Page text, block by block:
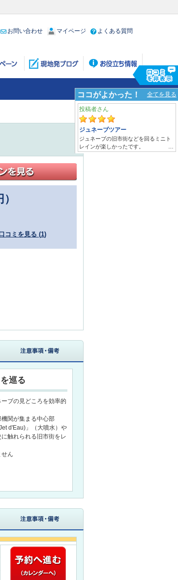
お問い合わせ マイページ よくある質問
コミを見る (1)
巡る
ブの見どころを効率的
関が集まる中心部
d'Eau)」（大噴水）や
触れられる旧市街をレ
ん